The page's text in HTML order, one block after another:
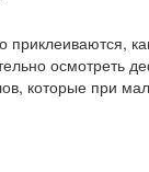
осмотреть
которые при